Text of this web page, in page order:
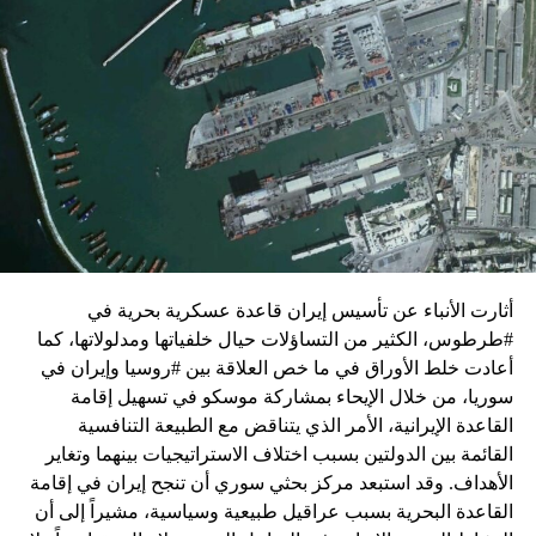
زيارة تأتي في إطار الجهود الدبلوماسية المكثفة التي تبذلها
واشنطن للدفع بالمفاوضات والتوصل إلى اتفاق لوقف لإطلاق
النار في غزة.
ويبدو أن نتنياهو استبق زيارة بلينكن لإسرائيل بالتأكيد على أن
الضغوط يجب أن تتوجه إلى حماس، وليس على حكومته.
كما وقال بيان من مكتب نتنياهو إنه مصر على بقاء القوات
الإسرائيلية في محور فيلادلفيا “لمنع الإرهابيين من إعادة
التسلح”.
وفي هذا السياق، قال الكاتب والباحث السياسي الفلسطيني
جمال زقوت في حديث لـ”سكاي نيوز عربية”:
حماس ليست عقبة في المفاوضات وأي حديث من هذا
القبيل تجني على الموقف الفلسطيني.
المعضلة الأساسية هي أن نتنياهو يعرض المجتمع
الإسرائيلي والمنطقة للخطر.
أثارت الأنباء عن تأسيس إيران قاعدة عسكرية بحرية في
#طرطوس، الكثير من التساؤلات حيال خلفياتها ومدلولاتها، كما
أعادت خلط الأوراق في ما خص العلاقة بين #روسيا وإيران في
سوريا، من خلال الإيحاء بمشاركة موسكو في تسهيل إقامة
القاعدة الإيرانية، الأمر الذي يتناقض مع الطبيعة التنافسية
القائمة بين الدولتين بسبب اختلاف الاستراتيجيات بينهما وتغاير
الأهداف. وقد استبعد مركز بحثي سوري أن تنجح إيران في إقامة
القاعدة البحرية بسبب عراقيل طبيعية وسياسية، مشيراً إلى أن